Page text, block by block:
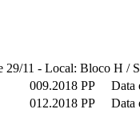
29/11 - Local: Bloco H /
009.2018 PP
Data
012.2018 PP
Data